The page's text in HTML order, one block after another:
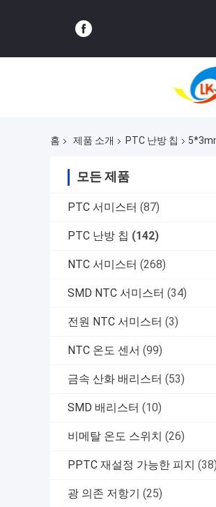
홈 제품 소개 PTC 난방 칩
모든 제품
PTC 서미스터 (87)
PTC 난방 칩 (142)
NTC 서미스터 (268)
SMD NTC 서미스터 (34)
전원 NTC 서미스터 (3)
NTC 온도 센서 (99)
금속 산화 배리스터 (53)
SMD 배리스터 (10)
비메탈 온도 스위치 (26)
PPTC 재설정 가능한 피지 (38)
광 의존 저항기 (25)